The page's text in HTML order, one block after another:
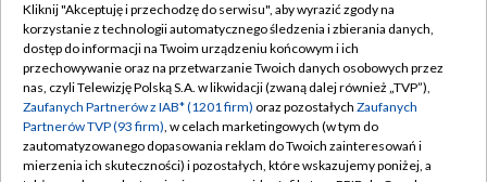
TVP
Abonament TVP
Sklep TVP
Biuro Reklamy
Oferta Handlowa
Regulamin TVP
Polityka prywatności
Moje zgody
Biuro reklamy
Kliknij "Akceptuję i przechodzę do serwisu", aby wyrazić zgody na
korzystanie z technologii automatycznego śledzenia i zbierania danych,
dostęp do informacji na Twoim urządzeniu końcowym i ich
przechowywanie oraz na przetwarzanie Twoich danych osobowych przez
nas, czyli Telewizję Polską S.A. w likwidacji (zwaną dalej również „TVP”),
Zaufanych Partnerów z IAB* (1201 firm) oraz pozostałych Zaufanych
Partnerów TVP (93 firm), w celach marketingowych (w tym do
zautomatyzowanego dopasowania reklam do Twoich zainteresowań i
mierzenia ich skuteczności) i pozostałych, które wskazujemy poniżej, a